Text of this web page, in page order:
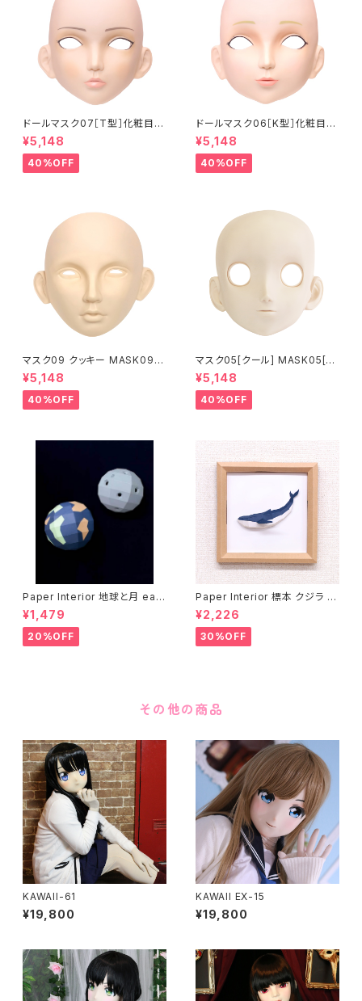
ドールマスク07［T型］化粧目穴
処理済 MASK07 [DOLL T] O
pening eye hole and make
up
¥5,148
40%OFF
ドールマスク06［K型］化粧目穴
処理 MASK06 [DOLL K] Op
ening eye hole and make
up
¥5,148
40%OFF
マスク09 クッキー MASK09
“COOKIE”
¥5,148
40%OFF
マスク05[クール] MASK05[C
OOL]
¥5,148
40%OFF
Paper Interior 地球と月 eart
h and moon
¥1,479
20%OFF
Paper Interior 標本 クジラ s
pecimen whale
¥2,226
30%OFF
その他の商品
KAWAII-61
¥19,800
KAWAII EX-15
¥19,800